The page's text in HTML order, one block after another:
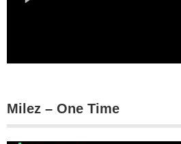
Milez – One Time